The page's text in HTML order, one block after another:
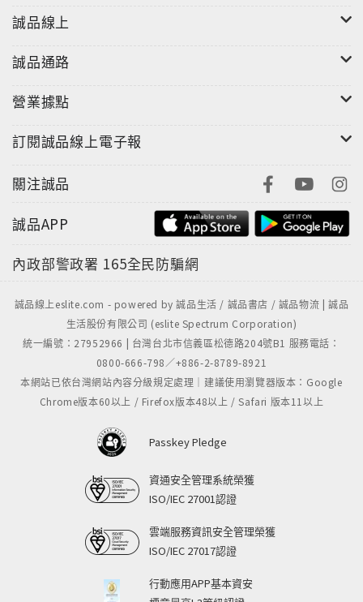
誠品線上
誠品通路
營業據點
訂閱誠品線上電子報
關注誠品
誠品APP
內政部警政署 165全民防騙網
誠品線上eslite.com - powered by 誠品生活 / 誠品書店 / 誠品物流 | 誠品
生活股份有限公司 (eslite Spectrum Corporation)
統一編號：27952966 | 台灣台北市信義區松德路204號B1 服務電話：
0800-666-798／+886-2-8789-8921
本網站已依台灣網站內容分級規定處理｜建議使用瀏覽器版本：Google
Chrome版本60以上 / Firefox版本48以上 / Safari 版本11以上
Passkey Pledge
資通安全管理系統榮獲
ISO/IEC 27001認證
雲端服務資訊安全管理榮獲
ISO/IEC 27017認證
行動應用APP基本資安